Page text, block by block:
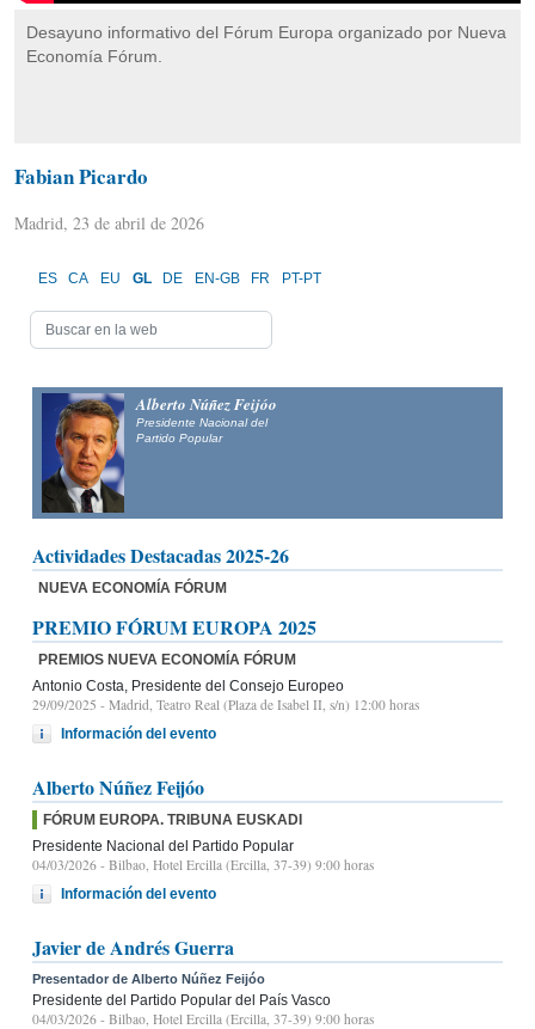
Desayuno informativo del Fórum Europa organizado por Nueva
Economía Fórum.
Fabian Picardo
Madrid, 23 de abril de 2026
ES CA EU GL DE EN-GB FR PT-PT
Alberto Núñez Feijóo
Presidente Nacional del
Partido Popular
Actividades Destacadas 2025-26
NUEVA ECONOMÍA FÓRUM
PREMIO FÓRUM EUROPA 2025
PREMIOS NUEVA ECONOMÍA FÓRUM
Antonio Costa, Presidente del Consejo Europeo
29/09/2025 - Madrid, Teatro Real (Plaza de Isabel II, s/n) 12:00 horas
Información del evento
Alberto Núñez Feijóo
FÓRUM EUROPA. TRIBUNA EUSKADI
Presidente Nacional del Partido Popular
04/03/2026 - Bilbao, Hotel Ercilla (Ercilla, 37-39) 9:00 horas
Información del evento
Javier de Andrés Guerra
Presentador de Alberto Núñez Feijóo
Presidente del Partido Popular del País Vasco
04/03/2026 - Bilbao, Hotel Ercilla (Ercilla, 37-39) 9:00 horas